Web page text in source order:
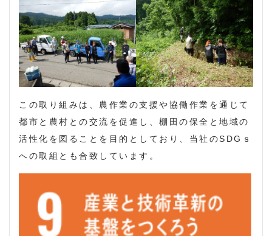
この取り組みは、農作業の支援や協働作業を通じて
都市と農村との交流を促進し、棚田の保全と地域の
活性化を図ることを目的としており、当社のSDGｓ
への取組とも合致しています。